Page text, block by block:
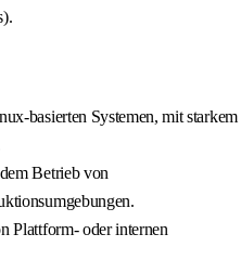
basierten Systemen, mit starkem
Betrieb von
Plattform- oder internen